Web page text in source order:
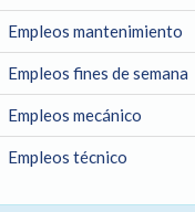
Empleos mantenimiento
Empleos fines de semana
Empleos mecánico
Empleos técnico